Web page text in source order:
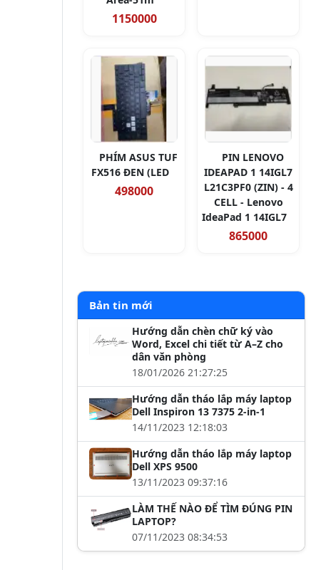
1150000
PHÍM ASUS TUF
FX516 ĐEN (LED
498000
PIN LENOVO
IDEAPAD 1 14IGL7
L21C3PF0 (ZIN) - 4
CELL - Lenovo
IdeaPad 1 14IGL7
865000
Bản tin mới
Hướng dẫn chèn chữ ký vào
Word, Excel chi tiết từ A–Z cho
dân văn phòng
18/01/2026 21:27:25
Hướng dẫn tháo lắp máy laptop
Dell Inspiron 13 7375 2-in-1
14/11/2023 12:18:03
Hướng dẫn tháo lắp máy laptop
Dell XPS 9500
13/11/2023 09:37:16
LÀM THẾ NÀO ĐỂ TÌM ĐÚNG PIN
LAPTOP?
07/11/2023 08:34:53